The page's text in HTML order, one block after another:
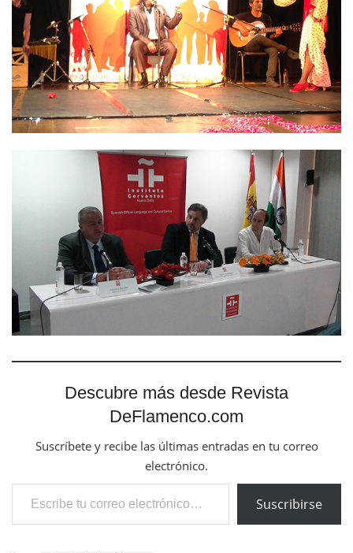
Descubre más desde Revista
DeFlamenco.com
Suscríbete y recibe las últimas entradas en tu correo
electrónico.
Escribe tu correo electrónico…
Suscribirse